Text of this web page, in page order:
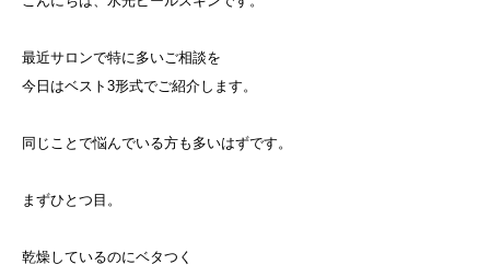
最近サロンで特に多いご相談を
今日はベスト3形式でご紹介します。
同じことで悩んでいる方も多いはずです。
まずひとつ目。
乾燥しているのにベタつく